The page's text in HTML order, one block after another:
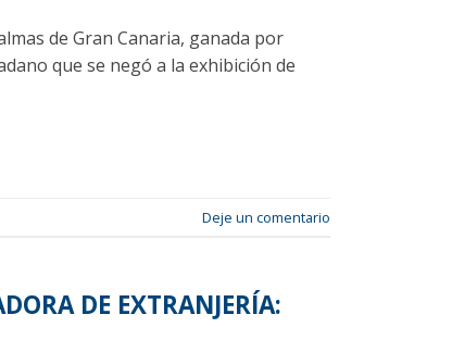
de Gran Canaria, ganada por
que se negó a la exhibición de
Deje un comentario
DE EXTRANJERÍA: